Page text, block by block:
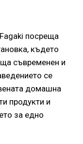
посреща
където
съвременен и
се
домашна
продукти и
за едно